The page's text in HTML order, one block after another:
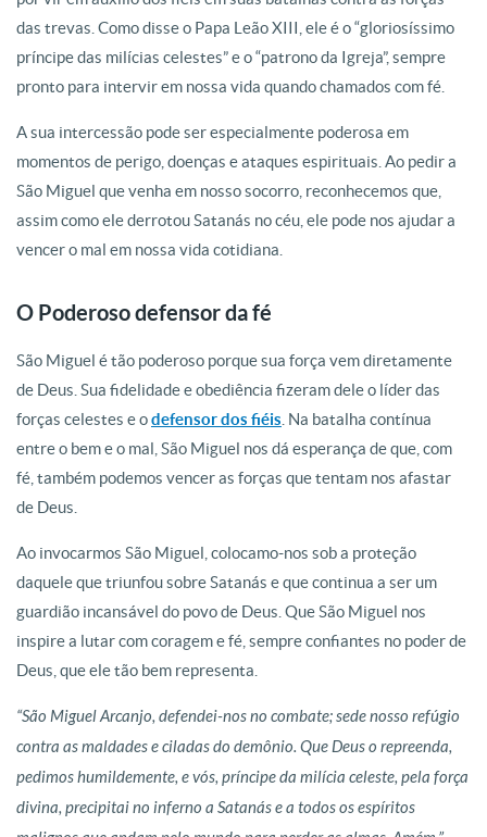
das trevas. Como disse o Papa Leão XIII, ele é o “gloriosíssimo
príncipe das milícias celestes” e o “patrono da Igreja”, sempre
pronto para intervir em nossa vida quando chamados com fé.
A sua intercessão pode ser especialmente poderosa em
momentos de perigo, doenças e ataques espirituais. Ao pedir a
São Miguel que venha em nosso socorro, reconhecemos que,
assim como ele derrotou Satanás no céu, ele pode nos ajudar a
vencer o mal em nossa vida cotidiana.
O Poderoso defensor da fé
São Miguel é tão poderoso porque sua força vem diretamente
de Deus. Sua fidelidade e obediência fizeram dele o líder das
forças celestes e odefensor dos fiéis. Na batalha contínua
entre o bem e o mal, São Miguel nos dá esperança de que, com
fé, também podemos vencer as forças que tentam nos afastar
de Deus.
Ao invocarmos São Miguel, colocamo-nos sob a proteção
daquele que triunfou sobre Satanás e que continua a ser um
guardião incansável do povo de Deus. Que São Miguel nos
inspire a lutar com coragem e fé, sempre confiantes no poder de
Deus, que ele tão bem representa.
“São Miguel Arcanjo, defendei-nos no combate; sede nosso refúgio
contra as maldades e ciladas do demônio. Que Deus o repreenda,
pedimos humildemente, e vós, príncipe da milícia celeste, pela força
divina, precipitai no inferno a Satanás e a todos os espíritos